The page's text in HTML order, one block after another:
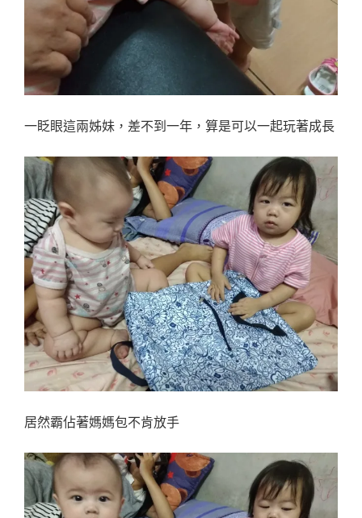
一眨眼這兩姊妹，差不到一年，算是可以一起玩著成長
居然霸佔著媽媽包不肯放手